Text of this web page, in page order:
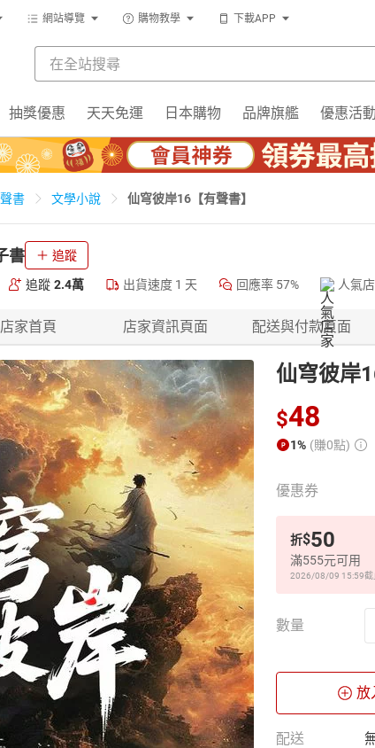
網站導覽 購物教學 下載APP
抽獎優惠 天天免運 日本購物 品牌旗艦 優惠活動
書 文學小說 仙穹彼岸16【有聲書】
書 追蹤
追蹤 2.4萬 出貨速度 1 天 回應率 57% 人氣
店家首頁 店家資訊頁面 配送與付款頁面
仙穹彼岸
$48
1% (賺0點)
優惠券
折$50
滿555元可用
2026/08/09 15:59截
數量
放
配送